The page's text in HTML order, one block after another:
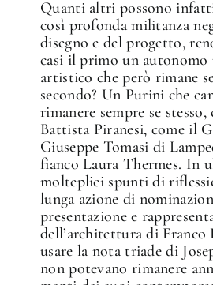
Quanti altri possono
così profonda militanza
disegno e del progetto,
casi il primo un
artistico che però rimane
secondo? Un Purini che
rimanere sempre se
Battista Piranesi, come il
Giuseppe Tomasi di
fianco Laura Thermes. In
molteplici spunti di
lunga azione di
presentazione e
dell’architettura di
usare la nota triade di
non potevano rimanere